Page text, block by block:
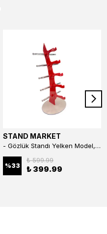
STAND MARKET
- Gözlük Standı Yelken Model, 5 Gözlük Kapasiteli Standı Kırmızı
%33
₺ 599.99
₺ 399.99